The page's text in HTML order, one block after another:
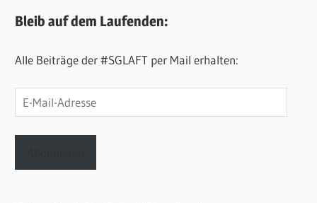
Bleib auf dem Laufenden:
Alle Beiträge der #SGLAFT per Mail erhalten:
E-
Mail-
Adresse